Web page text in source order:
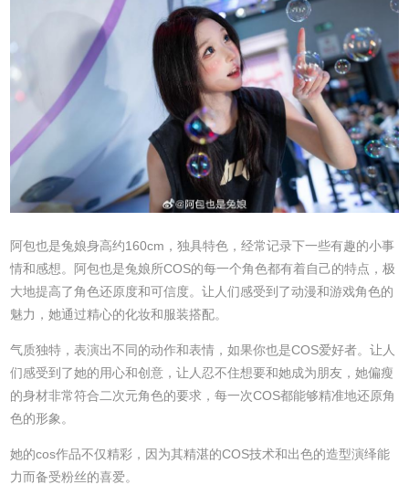
阿包也是兔娘身高约160cm，独具特色，经常记录下一些有趣的小事
情和感想。阿包也是兔娘所COS的每一个角色都有着自己的特点，极
大地提高了角色还原度和可信度。让人们感受到了动漫和游戏角色的
魅力，她通过精心的化妆和服装搭配。
气质独特，表演出不同的动作和表情，如果你也是COS爱好者。让人
们感受到了她的用心和创意，让人忍不住想要和她成为朋友，她偏瘦
的身材非常符合二次元角色的要求，每一次COS都能够精准地还原角
色的形象。
她的cos作品不仅精彩，因为其精湛的COS技术和出色的造型演绎能
力而备受粉丝的喜爱。